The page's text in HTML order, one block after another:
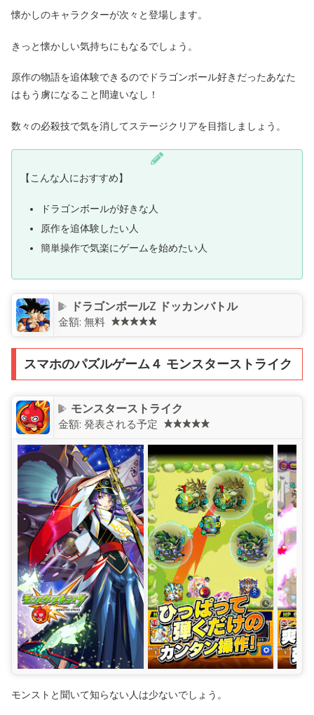
懐かしのキャラクターが次々と登場します。
きっと懐かしい気持ちにもなるでしょう。
原作の物語を追体験できるのでドラゴンボール好きだったあなた
はもう虜になること間違いなし！
数々の必殺技で気を消してステージクリアを目指しましょう。
【こんな人におすすめ】
ドラゴンボールが好きな人
原作を追体験したい人
簡単操作で気楽にゲームを始めたい人
ドラゴンボールZ ドッカンバトル
金額: 無料
スマホのパズルゲーム４ モンスターストライク
モンスターストライク
金額: 発表される予定
モンストと聞いて知らない人は少ないでしょう。